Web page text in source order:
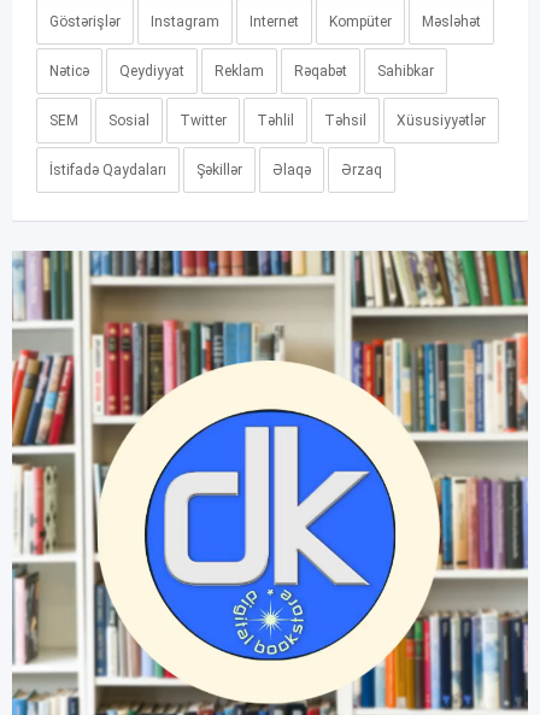
Göstərişlər Instagram Internet Kompüter Məsləhət
Nəticə Qeydiyyat Reklam Rəqabət Sahibkar
SEM Sosial Twitter Təhlil Təhsil Xüsusiyyətlər
İstifadə Qaydaları Şəkillər Əlaqə Ərzaq